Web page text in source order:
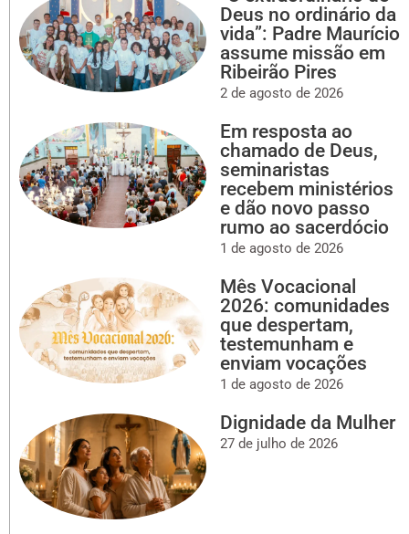
Deus no ordinário da
vida”: Padre Maurício
assume missão em
Ribeirão Pires
2 de agosto de 2026
Em resposta ao
chamado de Deus,
seminaristas
recebem ministérios
e dão novo passo
rumo ao sacerdócio
1 de agosto de 2026
Mês Vocacional
2026: comunidades
que despertam,
testemunham e
enviam vocações
1 de agosto de 2026
Dignidade da Mulher
27 de julho de 2026